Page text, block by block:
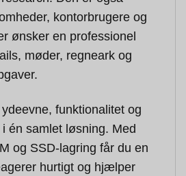
kontorbrugere og
ønsker en professionel
møder, regneark og
funktionalitet og
én samlet løsning. Med
og SSD-lagring får du en
hurtigt og hjælper